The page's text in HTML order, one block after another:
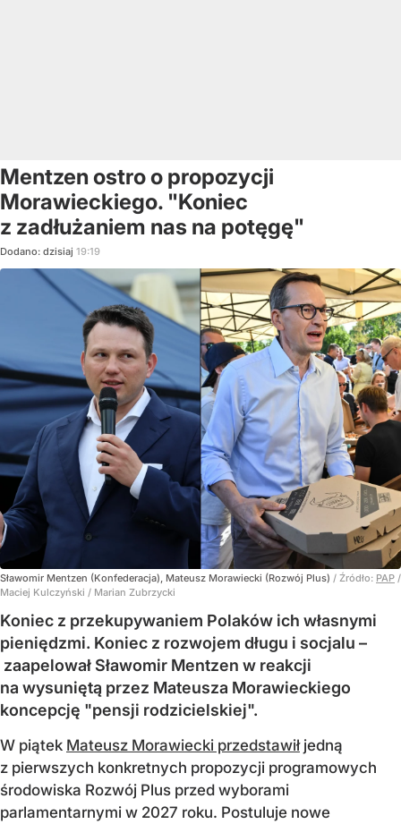
Mentzen ostro o propozycji
Morawieckiego. "Koniec
z zadłużaniem nas na potęgę"
Dodano: dzisiaj 19:19
Sławomir Mentzen (Konfederacja), Mateusz Morawiecki (Rozwój Plus) / Źródło: PAP /
Maciej Kulczyński / Marian Zubrzycki
Koniec z przekupywaniem Polaków ich własnymi
pieniędzmi. Koniec z rozwojem długu i socjalu –
zaapelował Sławomir Mentzen w reakcji
na wysuniętą przez Mateusza Morawieckiego
koncepcję "pensji rodzicielskiej".
W piątek Mateusz Morawiecki przedstawiłjedną
z pierwszych konkretnych propozycji programowych
środowiska Rozwój Plus przed wyborami
parlamentarnymi w 2027 roku. Postuluje nowe